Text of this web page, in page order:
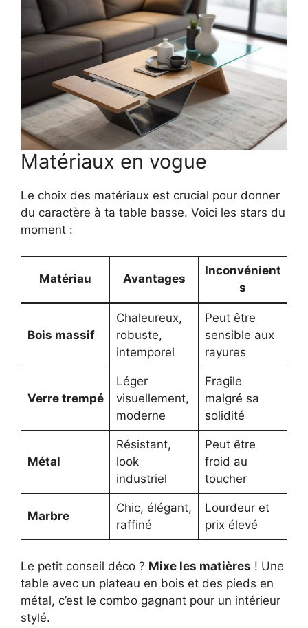
Matériaux en vogue
Le choix des matériaux est crucial pour donner
du caractère à ta table basse. Voici les stars du
moment :
Matériau Avantages
Inconvénient
s
Bois massif
Chaleureux,
robuste,
intemporel
Peut être
sensible aux
rayures
Verre trempé
Léger
visuellement,
moderne
Fragile
malgré sa
solidité
Métal
Résistant,
look
industriel
Peut être
froid au
toucher
Marbre
Chic, élégant,
raffiné
Lourdeur et
prix élevé
Le petit conseil déco ? Mixe les matières ! Une
table avec un plateau en bois et des pieds en
métal, c’est le combo gagnant pour un intérieur
stylé.